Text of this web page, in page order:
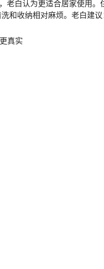
白认为更适合居家使用
和收纳相对麻烦。老白建议
真实